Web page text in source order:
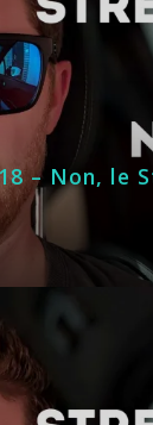
– Non, le